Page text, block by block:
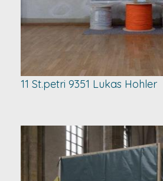
11 St.petri 9351 Lukas Hohler